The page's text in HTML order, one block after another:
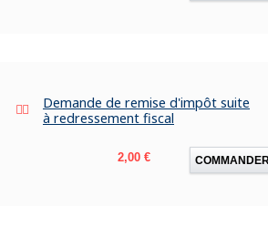
Demande de remise d'impôt suite
à redressement fiscal
Prix
2,00 € COMMANDER